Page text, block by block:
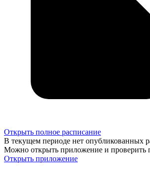
Открыть полное расписание
В текущем периоде нет опубликованных
Можно открыть приложение и проверить
Открыть приложение